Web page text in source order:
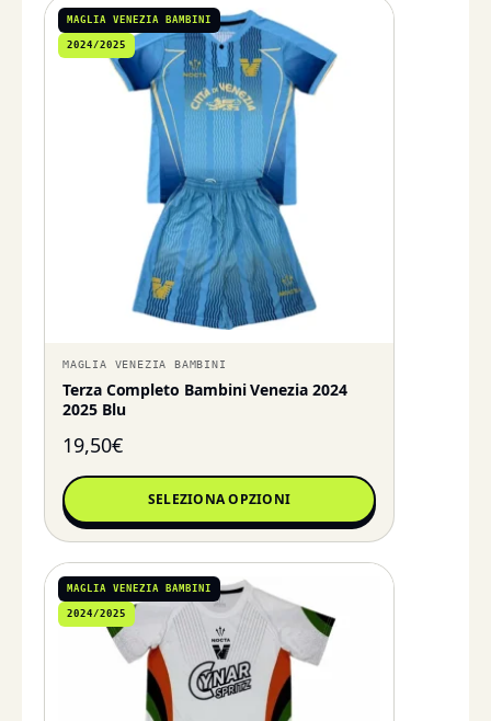
MAGLIA VENEZIA BAMBINI
2024/2025
MAGLIA VENEZIA BAMBINI
Terza Completo Bambini Venezia 2024
2025 Blu
19,50€
SELEZIONA OPZIONI
MAGLIA VENEZIA BAMBINI
2024/2025